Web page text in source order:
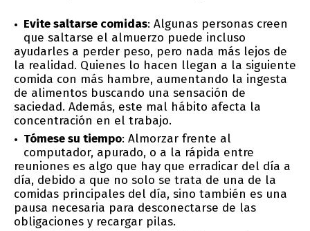
Evite saltarse comidas: Algunas personas creen
que saltarse el almuerzo puede incluso
ayudarles a perder peso, pero nada más lejos de
la realidad. Quienes lo hacen llegan a la siguiente
comida con más hambre, aumentando la ingesta
de alimentos buscando una sensación de
saciedad. Además, este mal hábito afecta la
concentración en el trabajo.
Tómese su tiempo: Almorzar frente al
computador, apurado, o a la rápida entre
reuniones es algo que hay que erradicar del día a
día, debido a que no solo se trata de una de la
comidas principales del día, sino también es una
pausa necesaria para desconectarse de las
obligaciones y recargar pilas.